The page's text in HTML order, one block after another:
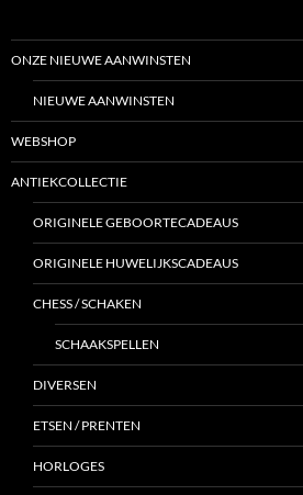
ONZE NIEUWE AANWINSTEN
NIEUWE AANWINSTEN
WEBSHOP
ANTIEKCOLLECTIE
ORIGINELE GEBOORTECADEAUS
ORIGINELE HUWELIJKSCADEAUS
CHESS / SCHAKEN
SCHAAKSPELLEN
DIVERSEN
ETSEN / PRENTEN
HORLOGES